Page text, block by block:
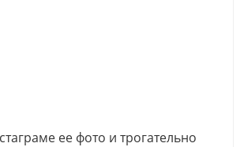
ее фото и трогательно